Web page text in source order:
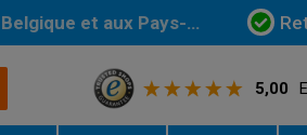
et aux Pays-
5,00